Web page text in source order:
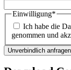
Einwilligung*
Ich habe die
genommen und
Unverbindlich anfragen